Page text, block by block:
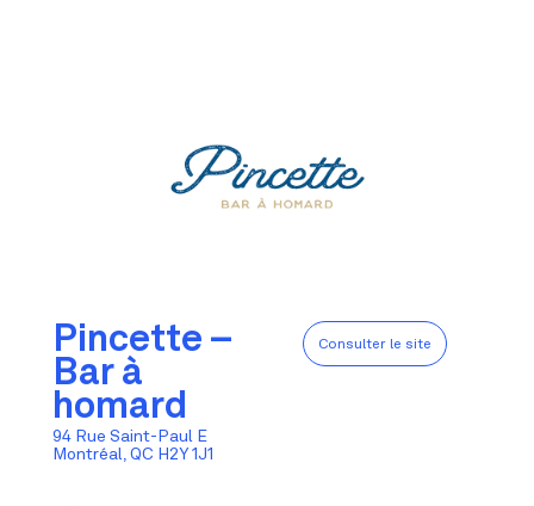
Pincette –
Bar à
homard
Consulter le site
94 Rue Saint-Paul E
Montréal, QC H2Y 1J1